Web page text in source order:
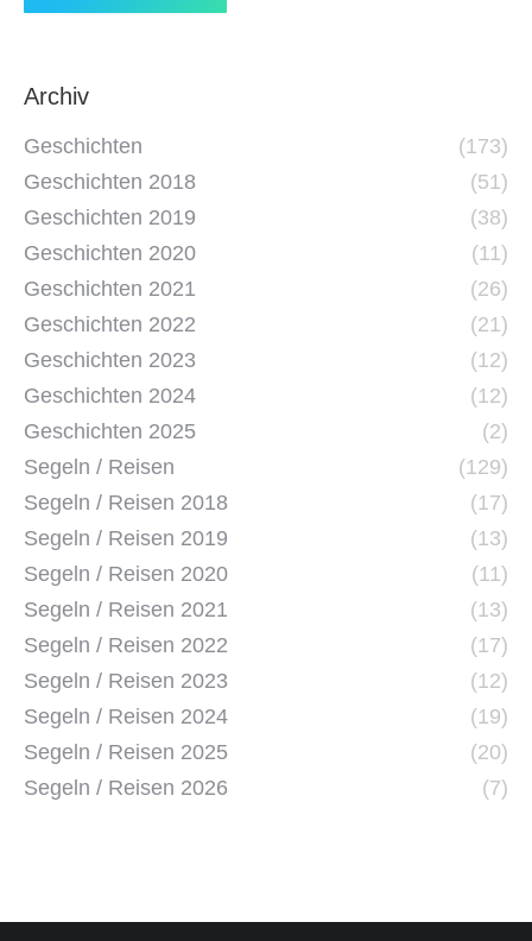
Archiv
Geschichten
(173)
Geschichten 2018
(51)
Geschichten 2019
(38)
Geschichten 2020
(11)
Geschichten 2021
(26)
Geschichten 2022
(21)
Geschichten 2023
(12)
Geschichten 2024
(12)
Geschichten 2025
(2)
Segeln / Reisen
(129)
Segeln / Reisen 2018
(17)
Segeln / Reisen 2019
(13)
Segeln / Reisen 2020
(11)
Segeln / Reisen 2021
(13)
Segeln / Reisen 2022
(17)
Segeln / Reisen 2023
(12)
Segeln / Reisen 2024
(19)
Segeln / Reisen 2025
(20)
Segeln / Reisen 2026
(7)